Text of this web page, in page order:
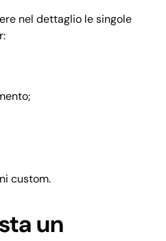
nel dettaglio le singole
custom.
un